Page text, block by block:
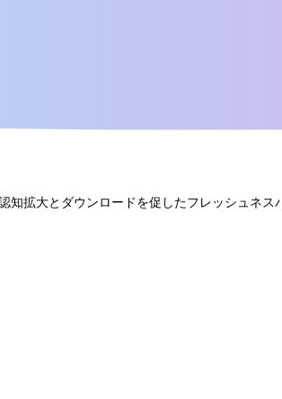
知拡大とダウンロードを促したフレッシュネス